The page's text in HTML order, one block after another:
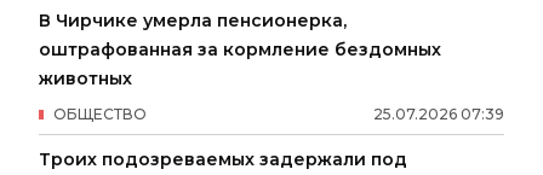
В Чирчике умерла пенсионерка,
оштрафованная за кормление бездомных
животных
25.07.2026 07:39
ОБЩЕСТВО
Троих подозреваемых задержали под